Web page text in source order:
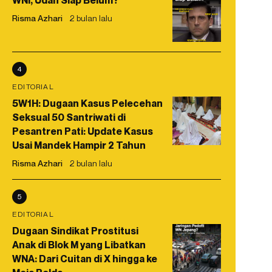
Risma Azhari 2 bulan lalu
4
EDITORIAL
5W1H: Dugaan Kasus Pelecehan
Seksual 50 Santriwati di
Pesantren Pati: Update Kasus
Usai Mandek Hampir 2 Tahun
Risma Azhari 2 bulan lalu
5
EDITORIAL
Dugaan Sindikat Prostitusi
Anak di Blok M yang Libatkan
WNA: Dari Cuitan di X hingga ke